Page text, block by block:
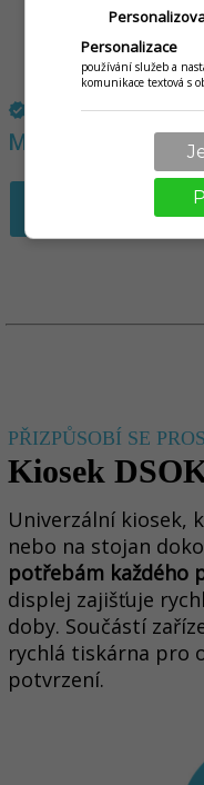
verified
MINI verze: 43 150
VYŽÁDAT
PŘIZPŮSOBÍ SE
Kiosek
Univerzální kiosek,
nebo na stojan
potřebám každého
displej zajišťuje
doby. Součástí
rychlá tiskárna pro
potvrzení.
Personalizace
používání služeb a
komunikace textová s